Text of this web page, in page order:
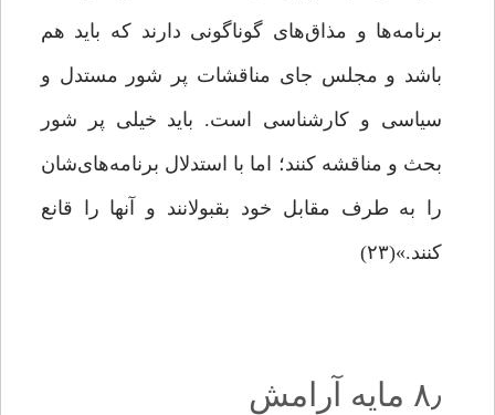
برنامه‌ها و مذاق‌های گوناگونی دارند که باید هم
باشد و مجلس جای مناقشات پر شور مستدل و
سیاسی و کارشناسی است. باید خیلی پر شور
بحث و مناقشه کنند؛ اما با استدلال برنامه‌های‌شان
را به ‌طرف مقابل خود بقبولانند و آنها را قانع
کنند.»(۲۳)
۸٫ مایه آرامش